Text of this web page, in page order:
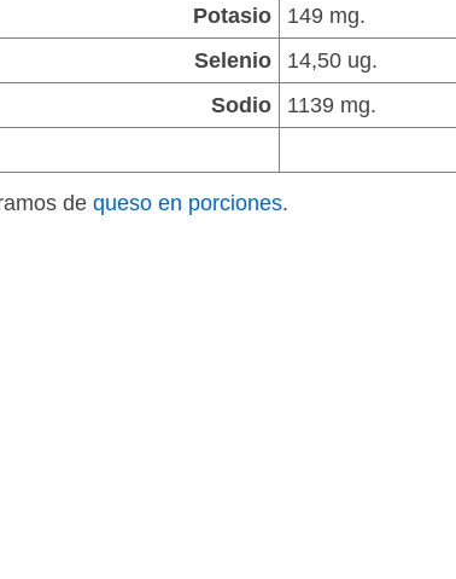
Potasio
149 mg.
Selenio
14,50 ug.
Sodio
1139 mg.
de queso en porciones.